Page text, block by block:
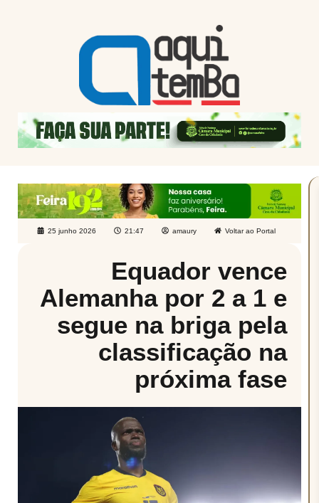
25 junho 2026 21:47 amaury Voltar ao Portal
Equador vence
Alemanha por 2 a 1 e
segue na briga pela
classificação na
próxima fase